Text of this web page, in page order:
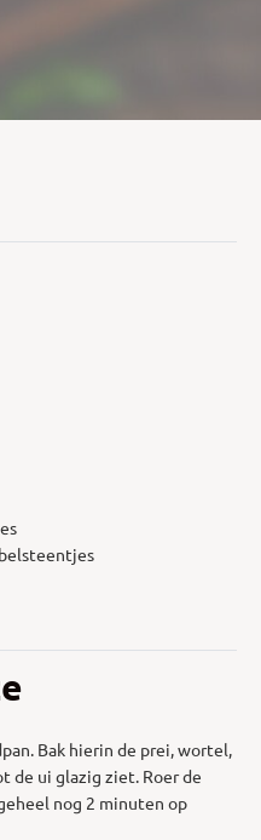
Bak hierin de prei, wortel,
de ui glazig ziet. Roer de
nog 2 minuten op